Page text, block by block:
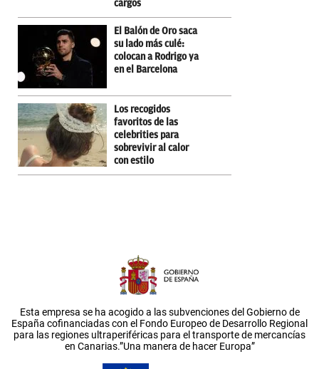
cargos
El Balón de Oro saca
su lado más culé:
colocan a Rodrigo ya
en el Barcelona
Los recogidos
favoritos de las
celebrities para
sobrevivir al calor
con estilo
Esta empresa se ha acogido a las subvenciones del Gobierno de
España cofinanciadas con el Fondo Europeo de Desarrollo Regional
para las regiones ultraperiféricas para el transporte de mercancías
en Canarias.”Una manera de hacer Europa”